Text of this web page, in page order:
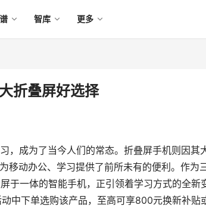
智库 更多
折叠屏好选择
，成为了当今人们的常态。折叠屏手机则因其
移动办公、学习提供了前所未有的便利。作为
于一体的智能手机，正引领着学习方式的全新
中下单选购该产品，至高可享800元换新补贴